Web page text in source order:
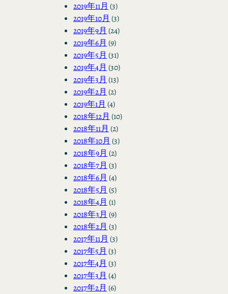
2019年11月 (3)
2019年10月 (3)
2019年9月 (24)
2019年6月 (9)
2019年5月 (31)
2019年4月 (30)
2019年3月 (13)
2019年2月 (2)
2019年1月 (4)
2018年12月 (10)
2018年11月 (2)
2018年10月 (3)
2018年9月 (2)
2018年7月 (3)
2018年6月 (4)
2018年5月 (5)
2018年4月 (1)
2018年3月 (9)
2018年2月 (3)
2017年11月 (3)
2017年5月 (3)
2017年4月 (3)
2017年3月 (4)
2017年2月 (6)